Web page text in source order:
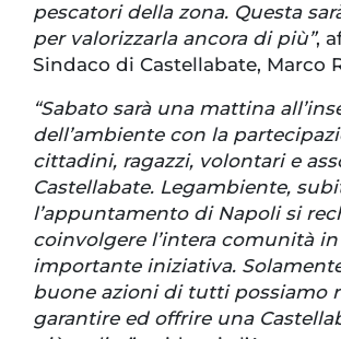
pescatori della zona. Questa
per valorizzarla ancora di più”,
Sindaco di Castellabate, Marco
“Sabato sarà una mattina
dell’ambiente con la
cittadini, ragazzi, volontari e
Castellabate. Legambiente,
l’appuntamento di Napoli si
coinvolgere l’intera comunità
importante iniziativa.
buone azioni di tutti possiamo
garantire ed offrire una